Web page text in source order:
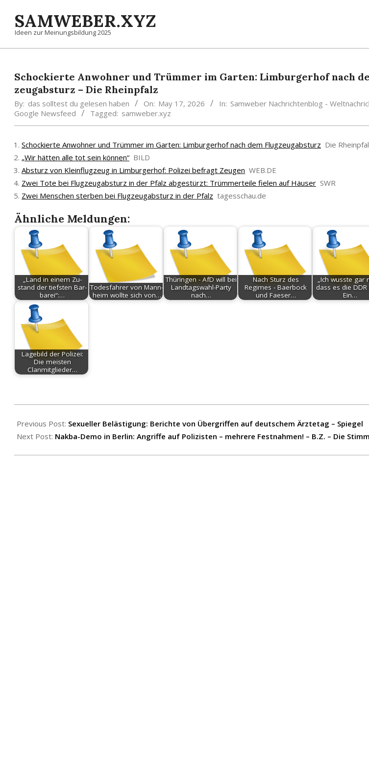
contentSAMWEBER.XYZ
Ideen zur Meinungsbildung 2025
Scho­ckier­te An­woh­ner und Trüm­mer im Gar­ten: Lim­bur­ger­hof nach
zeug­ab­sturz – Die Rheinpfalz
By: das solltest du gelesen haben On: May 17, 2026 In: Samweber Nachrichtenblog -
Google Newsfeed
Tagged: samweber.xyz
Scho­ckier­te An­woh­ner und Trüm­mer im Gar­ten: Lim­bur­ger­hof nach dem Flug­zeug­ab­sturz Die
„Wir hätten alle tot sein können“ BILD
Absturz von Kleinflugzeug in Limburgerhof: Polizei befragt Zeugen WEB.DE
Zwei Tote bei Flugzeugabsturz in der Pfalz abgestürzt: Trümmerteile fielen auf Häuser SWR
Zwei Menschen sterben bei Flugzeugabsturz in der Pfalz tagesschau.de
Ähnliche Meldungen:
„Land in einem Zu­
stand der tiefs­ten Bar­
ba­rei“:…
To­des­fah­rer von Mann­
heim woll­te sich von…
Thüringen - AfD will bei
Landtagswahl-Party
nach…
Nach Sturz des
Regimes - Baerbock
und Faeser…
„Ich wusste gar
dass es die DDR
Ein…
Lagebild der Polizei:
Die meisten
Clanmitglieder…
05-
17
Previous Post: Sexueller Belästigung: Berichte von Übergriffen auf deutschem Ärztetag – Spiegel
Next Post: Nakba-Demo in Berlin: Angriffe auf Polizisten – mehrere Festnahmen! – B.Z. – Die